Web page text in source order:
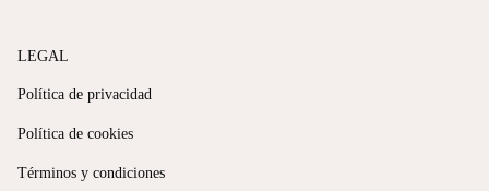
LEGAL
Política de privacidad
Política de cookies
Términos y condiciones